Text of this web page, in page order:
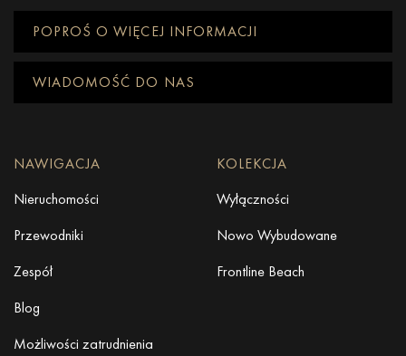
POPROŚ O WIĘCEJ INFORMACJI
WIADOMOŚĆ DO NAS
NAWIGACJA
Nieruchomości
Przewodniki
Zespół
Blog
Możliwości zatrudnienia
KOLEKCJA
Wyłączności
Nowo Wybudowane
Frontline Beach